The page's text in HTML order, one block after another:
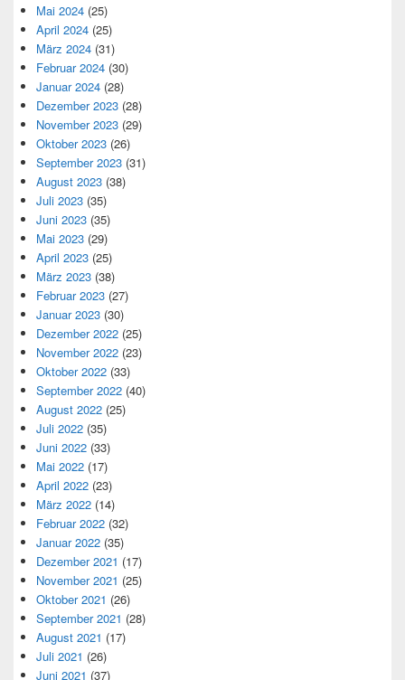
Mai 2024 (25)
April 2024 (25)
März 2024 (31)
Februar 2024 (30)
Januar 2024 (28)
Dezember 2023 (28)
November 2023 (29)
Oktober 2023 (26)
September 2023 (31)
August 2023 (38)
Juli 2023 (35)
Juni 2023 (35)
Mai 2023 (29)
April 2023 (25)
März 2023 (38)
Februar 2023 (27)
Januar 2023 (30)
Dezember 2022 (25)
November 2022 (23)
Oktober 2022 (33)
September 2022 (40)
August 2022 (25)
Juli 2022 (35)
Juni 2022 (33)
Mai 2022 (17)
April 2022 (23)
März 2022 (14)
Februar 2022 (32)
Januar 2022 (35)
Dezember 2021 (17)
November 2021 (25)
Oktober 2021 (26)
September 2021 (28)
August 2021 (17)
Juli 2021 (26)
Juni 2021 (37)